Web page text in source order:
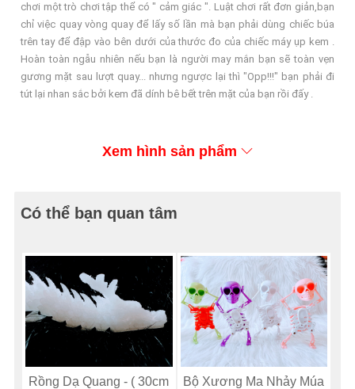
chơi một trò chơi tập thể có " cảm giác ". Luật chơi rất đơn giản,bạn
chỉ việc quay vòng quay để lấy số lần mà bạn phải dùng chiếc búa
trên tay để đập vào bên dưới của thước đo của chiếc máy ụp kem .
Hoàn toàn ngẫu nhiên nếu bạn là người may mắn bạn sẽ toàn vẹn
gương mặt sau lượt quay... nhưng ngược lại thì "Opp!!!" bạn phải đi
tút lại nhan sắc bởi kem đã dính bê bết trên mặt của bạn rồi đấy .
Xem hình sản phẩm
Có thể bạn quan tâm
Rồng Dạ Quang - ( 30cm
Bộ Xương Ma Nhảy Múa